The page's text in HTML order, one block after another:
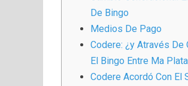
De Bingo
Medios De Pago
Codere: ¿y Através De
El Bingo Entre Ma
Codere Acordó Con El